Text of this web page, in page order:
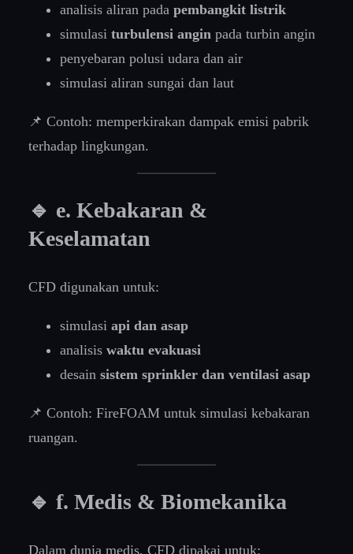
analisis aliran pada pembangkit listrik
simulasi turbulensi angin pada turbin angin
penyebaran polusi udara dan air
simulasi aliran sungai dan laut
📌 Contoh: memperkirakan dampak emisi pabrik
terhadap lingkungan.
🔹 e. Kebakaran &
Keselamatan
CFD digunakan untuk:
simulasi api dan asap
analisis waktu evakuasi
desain sistem sprinkler dan ventilasi asap
📌 Contoh: FireFOAM untuk simulasi kebakaran
ruangan.
🔹 f. Medis & Biomekanika
Dalam dunia medis, CFD dipakai untuk: